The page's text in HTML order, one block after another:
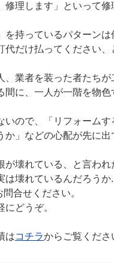
修理します」といって修
を持っているパターンは
だけ払ってください、
、業者を装った者たちが
に、一人が一階を物色
ので、「リフォームす
か」などの心配が先に出
が壊れている、と言われ
は壊れているんだろう
合せください。
どうぞ。
はコチラからご覧くだ